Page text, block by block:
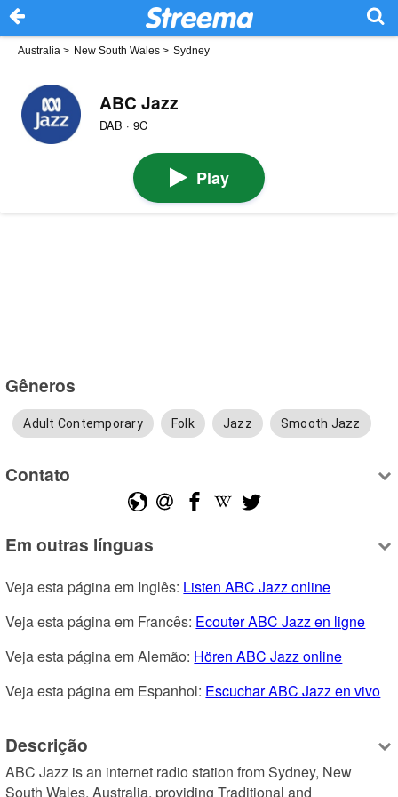
Australia > New South Wales > Sydney
ABC Jazz
DAB · 9C
Play
Gêneros
Adult Contemporary Folk Jazz Smooth Jazz
Contato
Em outras línguas
Veja esta página em Inglês: Listen ABC Jazz online
Veja esta página em Francês: Ecouter ABC Jazz en ligne
Veja esta página em Alemão: Hören ABC Jazz online
Veja esta página em Espanhol: Escuchar ABC Jazz en vivo
Descrição
ABC Jazz is an internet radio station from Sydney, New
South Wales, Australia, providing Traditional and